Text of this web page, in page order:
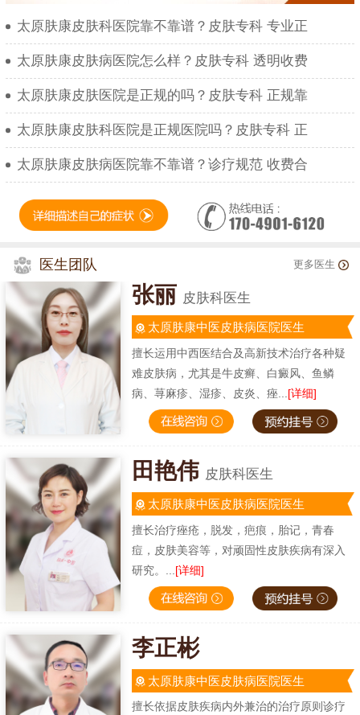
太原肤康皮肤科医院靠不靠谱？皮肤专科 专业正
太原肤康皮肤病医院怎么样？皮肤专科 透明收费
太原肤康皮肤医院是正规的吗？皮肤专科 正规靠
太原肤康皮肤科医院是正规医院吗？皮肤专科 正
太原肤康皮肤病医院靠不靠谱？诊疗规范 收费合
医生团队 更多医生
张丽 皮肤科医生
太原肤康中医皮肤病医院医生
擅长运用中西医结合及高新技术治疗各种疑
难皮肤病，尤其是牛皮癣、白癜风、鱼鳞
病、荨麻疹、湿疹、皮炎、痤... [详细]
田艳伟 皮肤科医生
太原肤康中医皮肤病医院医生
擅长治疗痤疮，脱发，疤痕，胎记，青春
痘，皮肤美容等，对顽固性皮肤疾病有深入
研究。... [详细]
李正彬
太原肤康中医皮肤病医院医生
擅长依据皮肤疾病内外兼治的治疗原则诊疗